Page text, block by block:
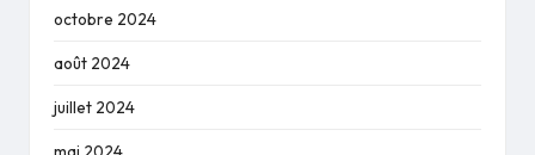
octobre 2024
août 2024
juillet 2024